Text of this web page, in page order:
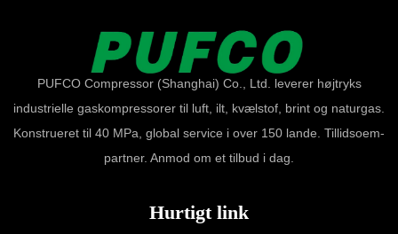
PUFCO Compressor (Shanghai) Co., Ltd. leverer højtryks
industrielle gaskompressorer til luft, ilt, kvælstof, brint og naturgas.
Konstrueret til 40 MPa, global service i over 150 lande. Tillidsoem-
partner. Anmod om et tilbud i dag.
Hurtigt link